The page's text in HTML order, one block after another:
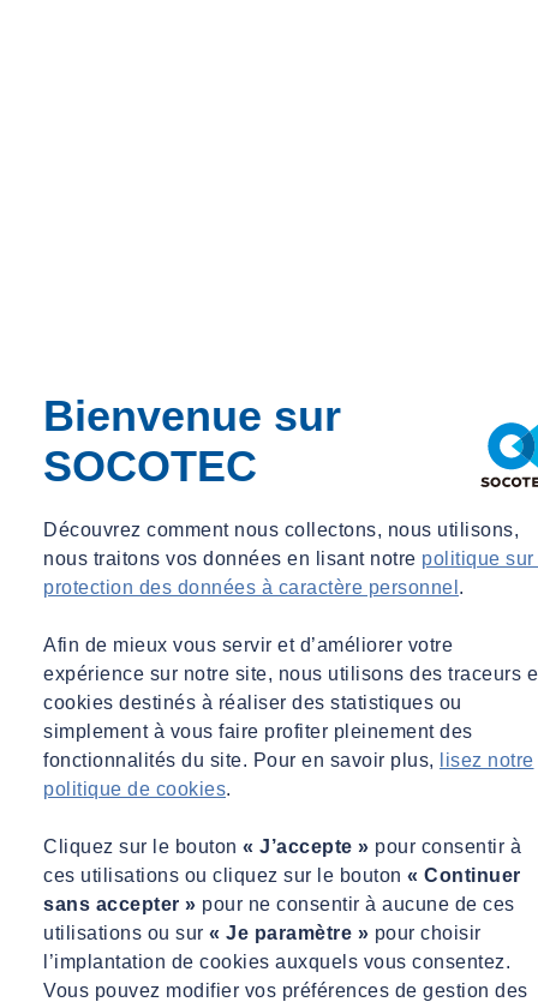
CODE ETHIQUE
Le code éthique reprend nos valeurs et nos
engagements
Bienvenue sur
SOCOTEC
Découvrez comment nous collectons, nous utilisons,
nous traitons vos données en lisant notre politique sur
protection des données à caractère personnel .
Afin de mieux vous servir et d’améliorer votre
expérience sur notre site, nous utilisons des traceurs
cookies destinés à réaliser des statistiques ou
simplement à vous faire profiter pleinement des
fonctionnalités du site. Pour en savoir plus,
lisez notre
politique de cookies.
Cliquez sur le bouton « J’accepte » pour consentir à
ces utilisations ou cliquez sur le bouton « Continuer
sans accepter » pour ne consentir à aucune de ces
utilisations ou sur « Je paramètre » pour choisir
l’implantation de cookies auxquels vous consentez.
Vous pouvez modifier vos préférences de gestion des